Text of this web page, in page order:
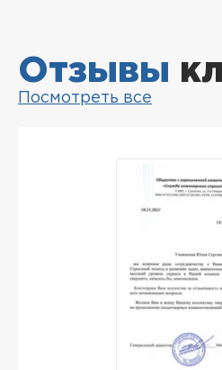
Отзывы
Посмотреть все